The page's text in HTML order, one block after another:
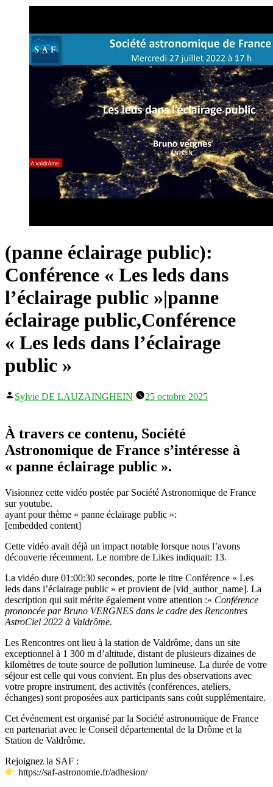
(panne éclairage public):
Conférence « Les leds dans
l’éclairage public »|panne
éclairage public,Conférence
« Les leds dans l’éclairage
public »
Publié
Sylvie DE LAUZAINGHEIN 25 octobre 2025
À travers ce contenu, Société
Astronomique de France s’intéresse à
« panne éclairage public ».
Visionnez cette vidéo postée par Société Astronomique de France
sur youtube.
ayant pour thème « panne éclairage public »:
[embedded content]
Cette vidéo avait déjà un impact notable lorsque nous l’avons
découverte récemment. Le nombre de Likes indiquait: 13.
La vidéo dure 01:00:30 secondes, porte le titre Conférence « Les
leds dans l’éclairage public » et provient de [vid_author_name]. La
description qui suit mérite également votre attention :« Conférence
prononcée par Bruno VERGNES dans le cadre des Rencontres
AstroCiel 2022 à Valdrôme.
Les Rencontres ont lieu à la station de Valdrôme, dans un site
exceptionnel à 1 300 m d’altitude, distant de plusieurs dizaines de
kilomètres de toute source de pollution lumineuse. La durée de votre
séjour est celle qui vous convient. En plus des observations avec
votre propre instrument, des activités (conférences, ateliers,
échanges) sont proposées aux participants sans coût supplémentaire.
Cet événement est organisé par la Société astronomique de France
en partenariat avec le Conseil départemental de la Drôme et la
Station de Valdrôme.
Rejoignez la SAF :
https://saf-astronomie.fr/adhesion/